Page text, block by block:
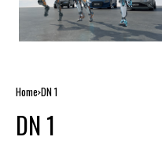
Home DN 1
DN 1